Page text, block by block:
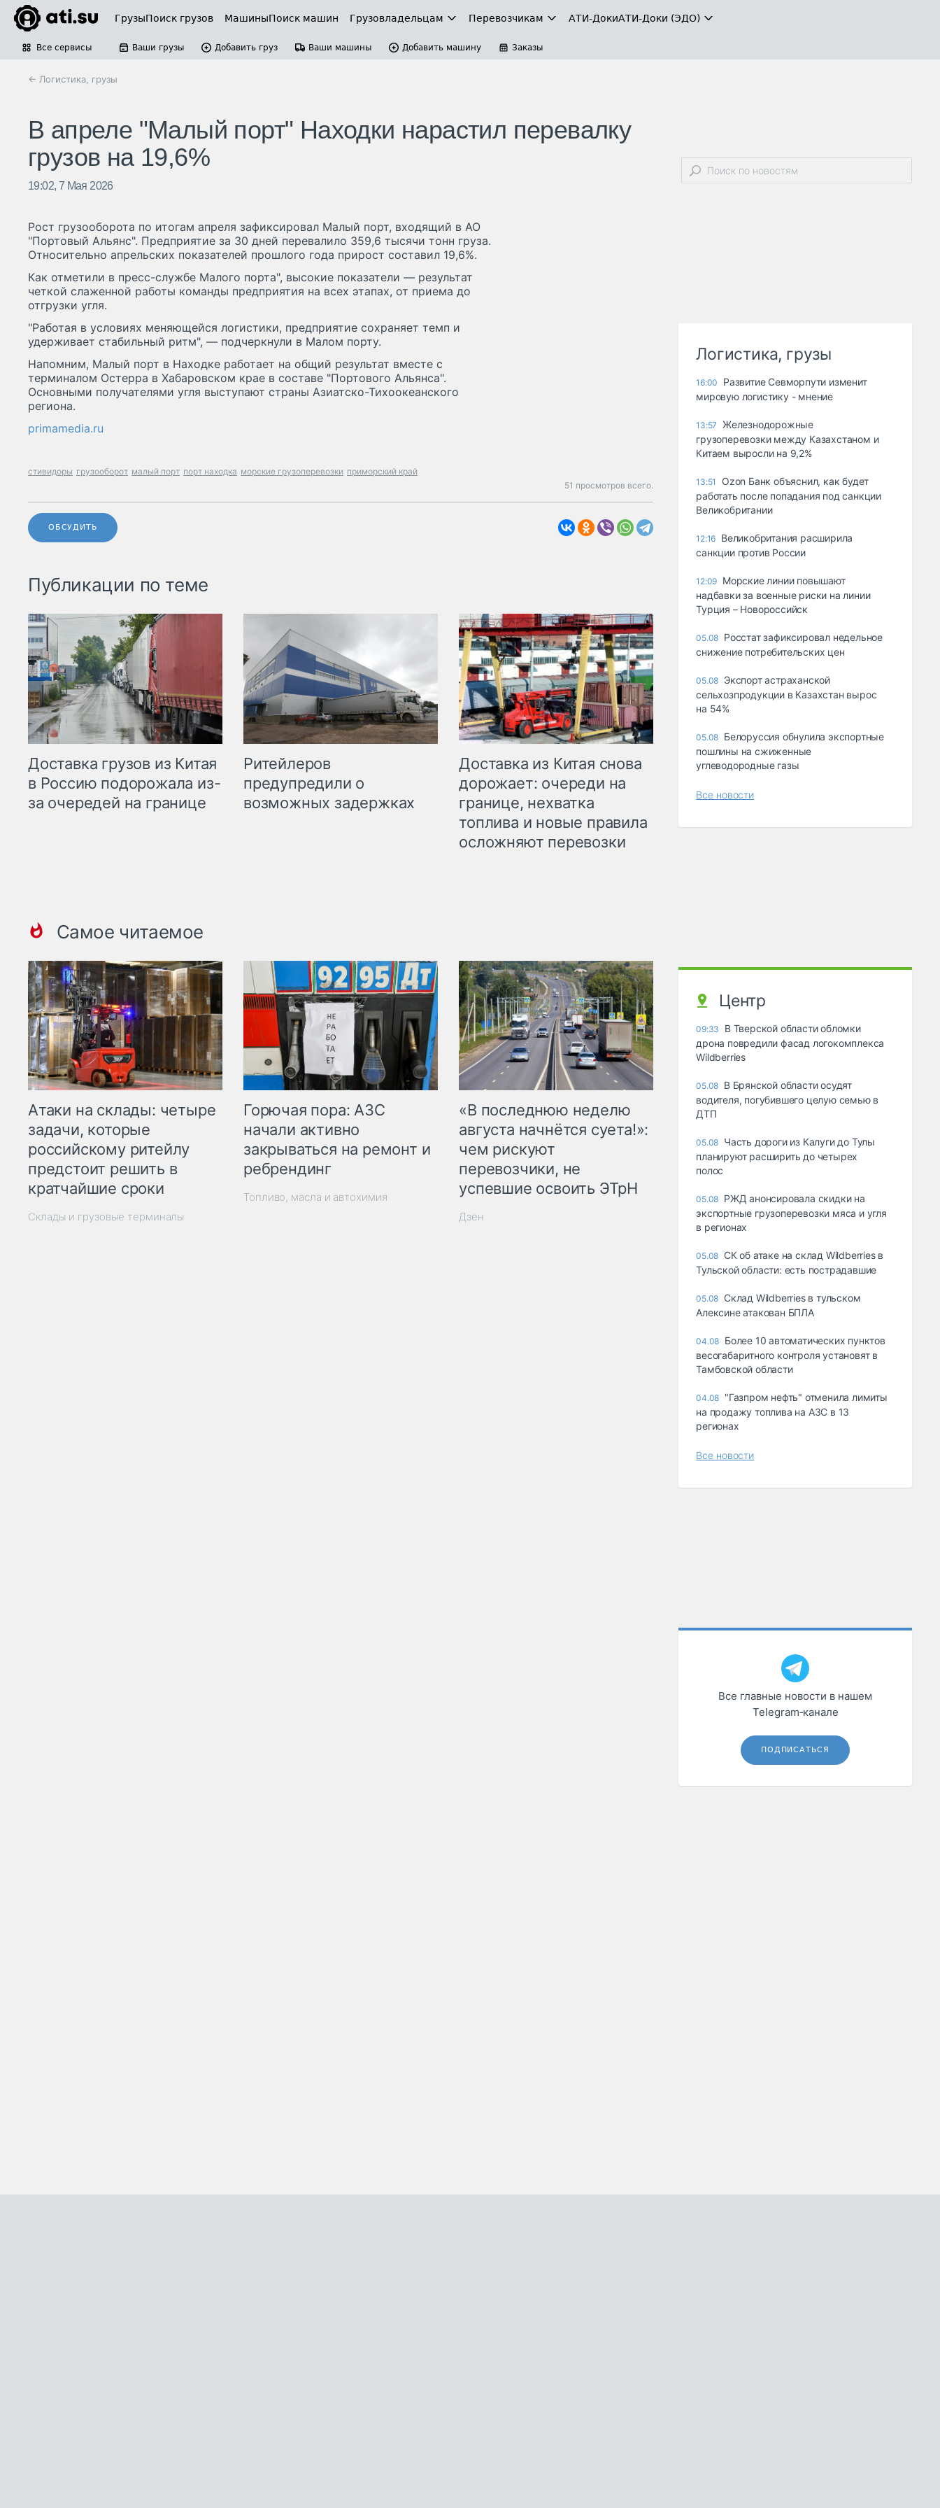
ГрузыПоиск грузов МашиныПоиск машин Грузовладельцам Перевозчикам АТИ-ДокиАТИ-Доки (ЭДО)
Все сервисы Ваши грузы Добавить груз Ваши машины Добавить машину Заказы
← Логистика, грузы
В апреле "Малый порт" Находки нарастил перевалку
грузов на 19,6%
19:02, 7 Мая 2026
Рост грузооборота по итогам апреля зафиксировал Малый порт, входящий в АО
"Портовый Альянс". Предприятие за 30 дней перевалило 359,6 тысячи тонн груза.
Относительно апрельских показателей прошлого года прирост составил 19,6%.
Как отметили в пресс-службе Малого порта", высокие показатели — результат
четкой слаженной работы команды предприятия на всех этапах, от приема до
отгрузки угля.
"Работая в условиях меняющейся логистики, предприятие сохраняет темп и
удерживает стабильный ритм", — подчеркнули в Малом порту.
Напомним, Малый порт в Находке работает на общий результат вместе с
терминалом Остерра в Хабаровском крае в составе "Портового Альянса".
Основными получателями угля выступают страны Азиатско-Тихоокеанского
региона.
primamedia.ru
стивидоры грузооборот малый порт порт находка морские грузоперевозки приморский край
51 просмотров всего.
ОБСУДИТЬ
Публикации по теме
Доставка грузов из Китая
в Россию подорожала из-
за очередей на границе
Ритейлеров
предупредили о
возможных задержках
Доставка из Китая снова
дорожает: очереди на
границе, нехватка
топлива и новые правила
осложняют перевозки
Самое читаемое
Атаки на склады: четыре
задачи, которые
российскому ритейлу
предстоит решить в
кратчайшие сроки
Склады и грузовые терминалы
Горючая пора: АЗС
начали активно
закрываться на ремонт и
ребрендинг
Топливо, масла и автохимия
«В последнюю неделю
августа начнётся суета!»:
чем рискуют
перевозчики, не
успевшие освоить ЭТрН
Дзен
Логистика, грузы
16:00
Развитие Севморпути изменит
мировую логистику - мнение
13:57
Железнодорожные
грузоперевозки между Казахстаном и
Китаем выросли на 9,2%
13:51
Ozon Банк объяснил, как будет
работать после попадания под санкции
Великобритании
12:16 Великобритания расширила
санкции против России
12:09 Морские линии повышают
надбавки за военные риски на линии
Турция – Новороссийск
05.08 Росстат зафиксировал недельное
снижение потребительских цен
05.08 Экспорт астраханской
сельхозпродукции в Казахстан вырос
на 54%
05.08 Белоруссия обнулила экспортные
пошлины на сжиженные
углеводородные газы
Все новости
Центр
09:33
В Тверской области обломки
дрона повредили фасад логокомплекса
Wildberries
05.08 В Брянской области осудят
водителя, погубившего целую семью в
ДТП
05.08 Часть дороги из Калуги до Тулы
планируют расширить до четырех
полос
05.08 РЖД анонсировала скидки на
экспортные грузоперевозки мяса и угля
в регионах
05.08 СК об атаке на склад Wildberries в
Тульской области: есть пострадавшие
05.08 Склад Wildberries в тульском
Алексине атакован БПЛА
04.08 Более 10 автоматических пунктов
весогабаритного контроля установят в
Тамбовской области
04.08 "Газпром нефть" отменила лимиты
на продажу топлива на АЗС в 13
регионах
Все новости
Все главные новости в нашем
Telegram‑канале
ПОДПИСАТЬСЯ